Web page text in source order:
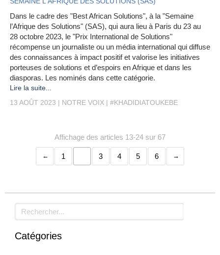
Dans le cadre des "Best African Solutions", à la "Semaine
l’Afrique des Solutions" (SAS), qui aura lieu à Paris du 23 au
28 octobre 2023, le "Prix International de Solutions"
récompense un journaliste ou un média international qui diffuse
des connaissances à impact positif et valorise les initiatives
porteuses de solutions et d’espoirs en Afrique et dans les
diasporas. Les nominés dans cette catégorie.
Lire la suite...
13 AOÛT 2023
NOTRE VOIX #KHADIDIATOUKEBE
Affichage des articles 13-24 sur 67
1 3 4 5 6
Rechercher
Catégories